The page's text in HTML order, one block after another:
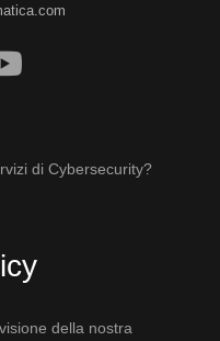
di Cybersecurity?
della nostra